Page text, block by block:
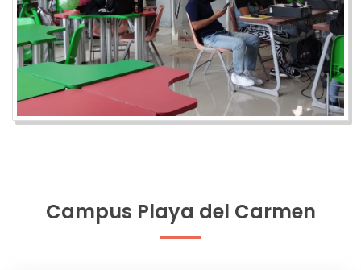
Campus Playa del Carmen